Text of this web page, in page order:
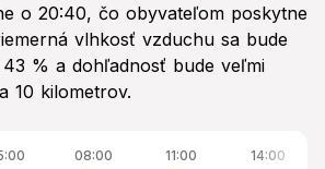
o 20:40, čo obyvateľom poskytne
vlhkosť vzduchu sa bude
% a dohľadnosť bude veľmi
10 kilometrov.
08:00 11:00 14:00